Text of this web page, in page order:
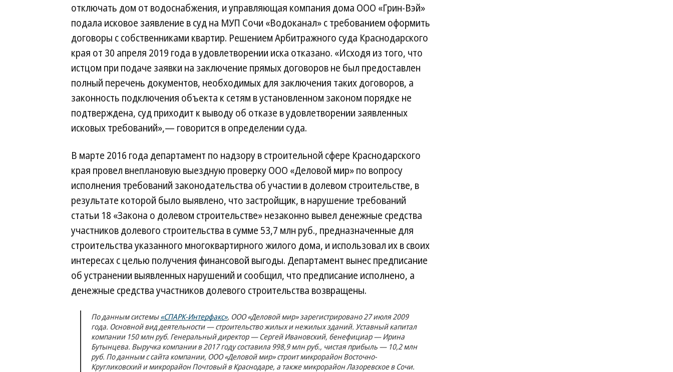
отключать дом от водоснабжения, и управляющая компания дома ООО «Грин-Вэй»
подала исковое заявление в суд на МУП Сочи «Водоканал» с требованием оформить
договоры с собственниками квартир. Решением Арбитражного суда Краснодарского
края от 30 апреля 2019 года в удовлетворении иска отказано. «Исходя из того, что
истцом при подаче заявки на заключение прямых договоров не был предоставлен
полный перечень документов, необходимых для заключения таких договоров, а
законность подключения объекта к сетям в установленном законом порядке не
подтверждена, суд приходит к выводу об отказе в удовлетворении заявленных
исковых требований»,— говорится в определении суда.
В марте 2016 года департамент по надзору в строительной сфере Краснодарского
края провел внеплановую выездную проверку ООО «Деловой мир» по вопросу
исполнения требований законодательства об участии в долевом строительстве, в
результате которой было выявлено, что застройщик, в нарушение требований
статьи 18 «Закона о долевом строительстве» незаконно вывел денежные средства
участников долевого строительства в сумме 53,7 млн руб., предназначенные для
строительства указанного многоквартирного жилого дома, и использовал их в своих
интересах с целью получения финансовой выгоды. Департамент вынес предписание
об устранении выявленных нарушений и сообщил, что предписание исполнено, а
денежные средства участников долевого строительства возвращены.
По данным системы«СПАРК-Интерфакс», ООО «Деловой мир» зарегистрировано 27 июля 2009
года. Основной вид деятельности — строительство жилых и нежилых зданий. Уставный капитал
компании 150 млн руб. Генеральный директор — Сергей Ивановский, бенефициар — Ирина
Бутынцева. Выручка компании в 2017 году составила 998,9 млн руб., чистая прибыль — 10,2 млн
руб. По данным с сайта компании, ООО «Деловой мир» строит микрорайон Восточно-
Кругликовский и микрорайон Почтовый в Краснодаре, а также микрорайон Лазоревское в Сочи.